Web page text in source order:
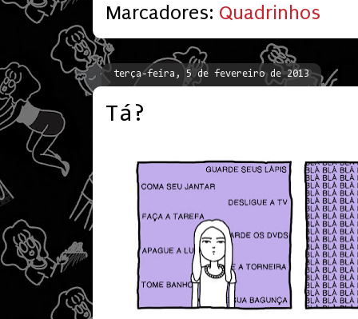
Marcadores: Quadrinhos
terça-feira, 5 de fevereiro de 2013
Tá?